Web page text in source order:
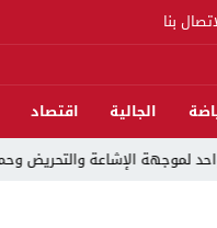
بنا
الجالية اقتصاد
وحملات التضليل